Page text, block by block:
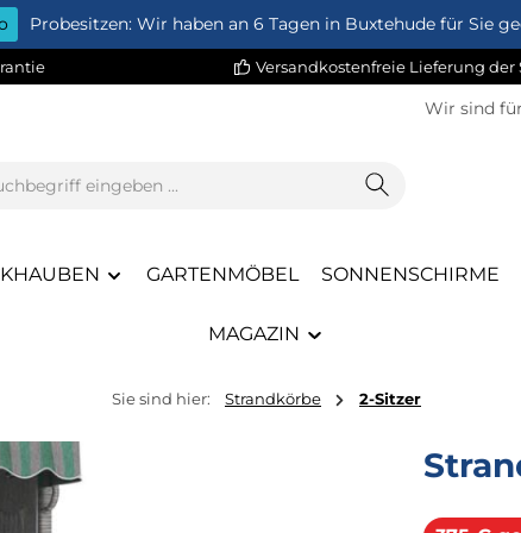
Probesitzen: Wir haben an 6 Tagen in Buxtehude für Sie
Versandkostenfreie Lieferung der
Wir sind
GARTENMÖBEL SONNENSCHIRME
MAGAZIN
Sie sind hier: Strandkörbe 2-Sitzer